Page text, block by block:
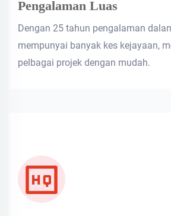
Pengalaman Luas
Dengan 25 tahun pengalaman
mempunyai banyak kes kejayaan,
pelbagai projek dengan mudah.